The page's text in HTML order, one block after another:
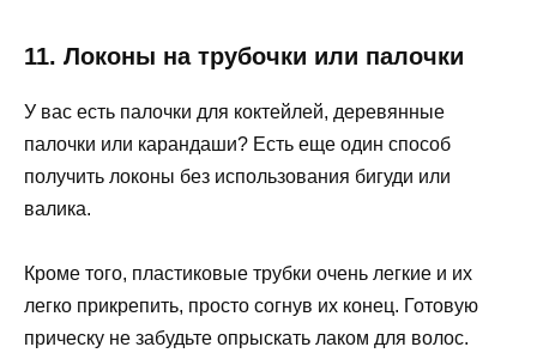
11. Локоны на трубочки или палочки
У вас есть палочки для коктейлей, деревянные
палочки или карандаши? Есть еще один способ
получить локоны без использования бигуди или
валика.
Кроме того, пластиковые трубки очень легкие и их
легко прикрепить, просто согнув их конец. Готовую
прическу не забудьте опрыскать лаком для волос.